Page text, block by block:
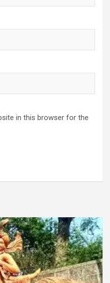
in this browser for the